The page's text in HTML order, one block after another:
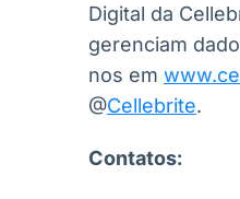
Digital da
gerenciam
nos em
@Cellebrite.
Contatos: